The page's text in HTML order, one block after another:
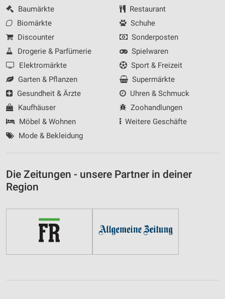
Baumärkte
Biomärkte
Discounter
Drogerie & Parfümerie
Elektromärkte
Garten & Pflanzen
Gesundheit & Ärzte
Kaufhäuser
Möbel & Wohnen
Mode & Bekleidung
Restaurant
Schuhe
Sonderposten
Spielwaren
Sport & Freizeit
Supermärkte
Uhren & Schmuck
Zoohandlungen
Weitere Geschäfte
Die Zeitungen - unsere Partner in deiner
Region